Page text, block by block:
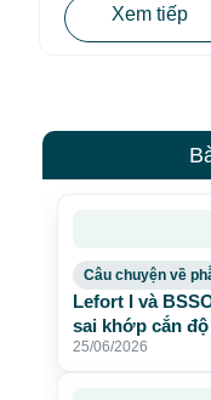
Xem tiếp
Câu chuyện về
Lefort I và
sai khớp cắn độ
25/06/2026